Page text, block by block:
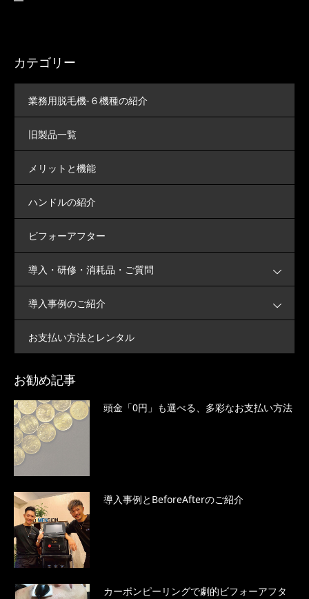
カテゴリー
業務用脱毛機-６機種の紹介
旧製品一覧
メリットと機能
ハンドルの紹介
ビフォーアフター
導入・研修・消耗品・ご質問
導入事例のご紹介
お支払い方法とレンタル
お勧め記事
頭金「0円」も選べる、多彩なお支払い方法
導入事例とBeforeAfterのご紹介
カーボンピーリングで劇的ビフォーアフタ